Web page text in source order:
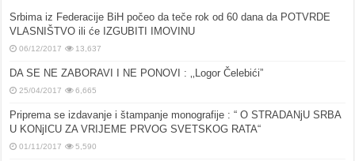
Srbima iz Federacije BiH počeo da teče rok od 60 dana da POTVRDE
VLASNIŠTVO ili će IZGUBITI IMOVINU
06/12/2017 13,637
DA SE NE ZABORAVI I NE PONOVI : ‚‚Logor Čelebići”
25/04/2017 6,665
Priprema se izdavanje i štampanje monografije : “ O STRADANjU SRBA
U KONjICU ZA VRIJEME PRVOG SVETSKOG RATA“
01/11/2017 5,590